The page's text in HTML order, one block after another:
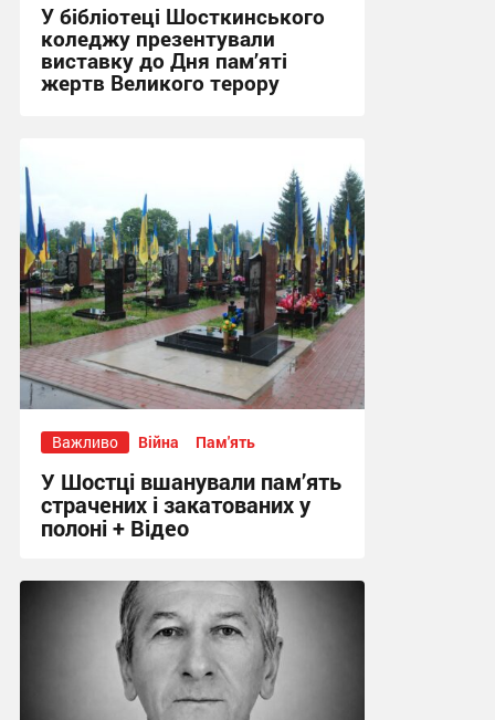
У бібліотеці Шосткинського
коледжу презентували
виставку до Дня пам’яті
жертв Великого терору
Важливо Війна Пам'ять
У Шостці вшанували пам’ять
страчених і закатованих у
полоні + Відео
13:03, 28.07.2026